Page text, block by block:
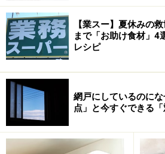
ガイド：
おぉ（笑）場所によってお客さん
いうのは面白いですね。というこ
商品もその地域のニーズにあって
ら持ち込んだ方がよさそうですね
季節も関係あるんですよね？
Ｍ氏：
【業スー】夏休みの
まで「お助け食材」4
レシピ
網戸にしているのに
点」と今すぐできる「